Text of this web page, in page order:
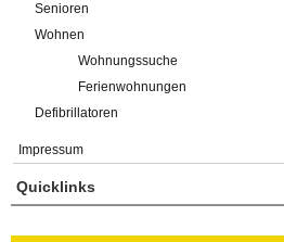
Senioren
Wohnen
Wohnungssuche
Ferienwohnungen
Defibrillatoren
Impressum
Quicklinks